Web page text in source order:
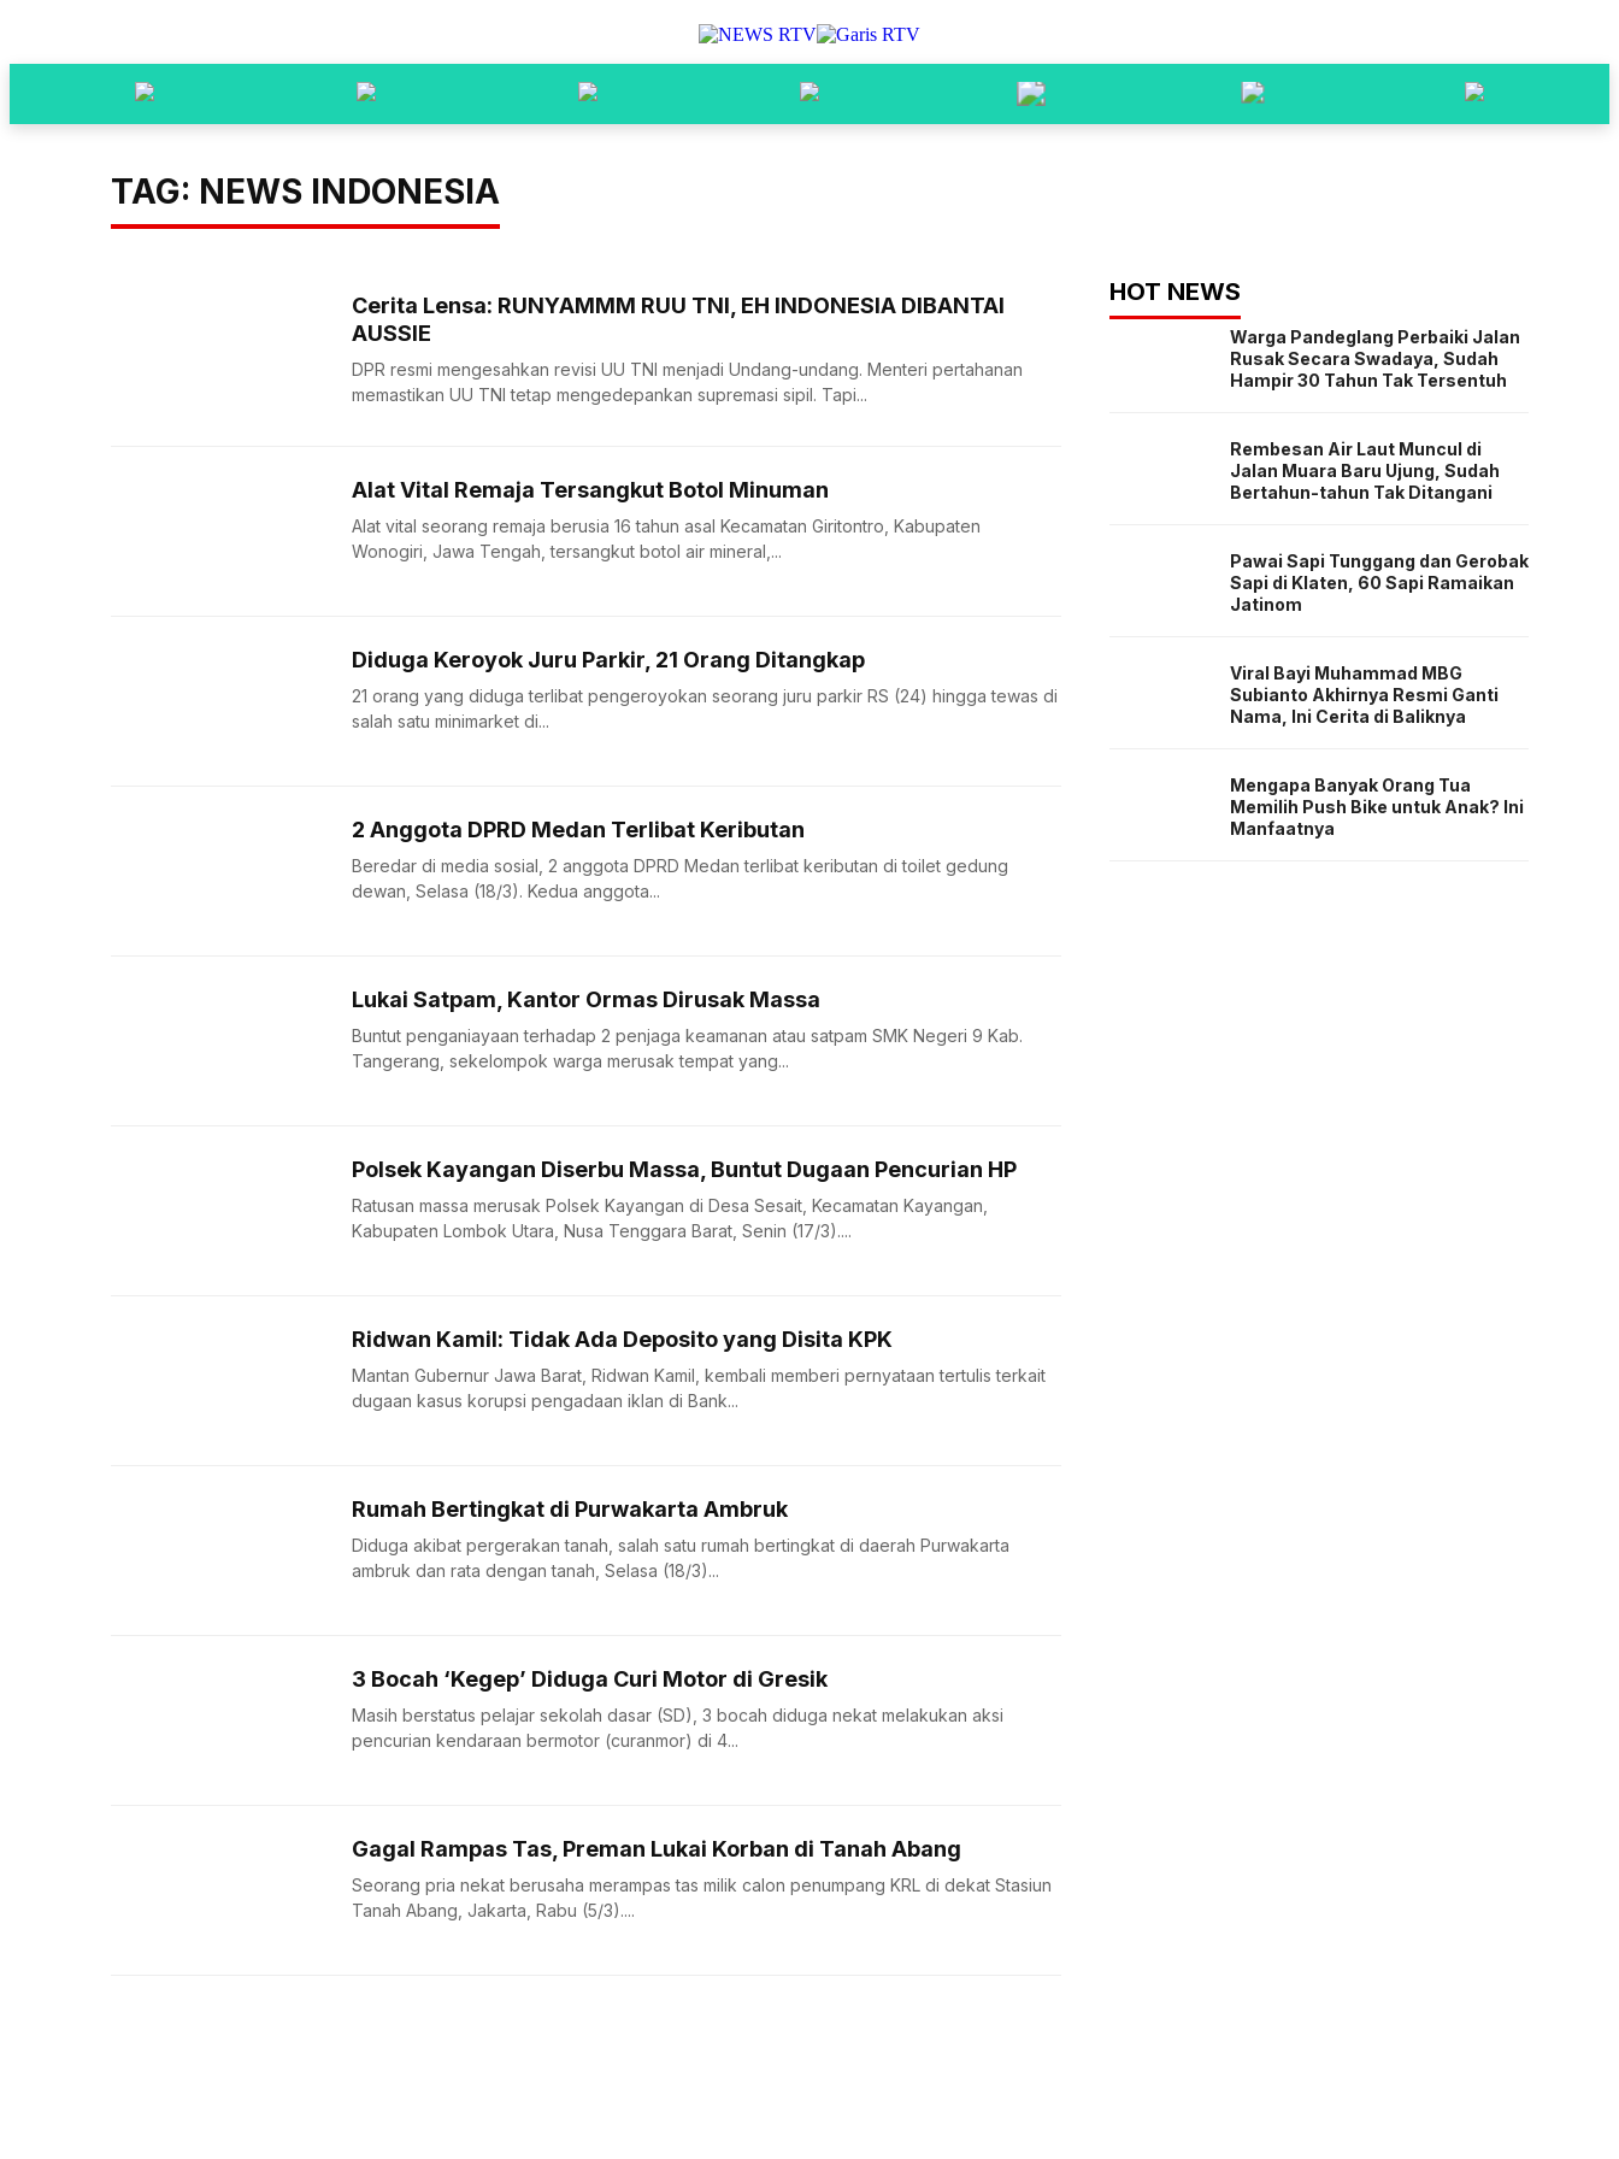
TAG: NEWS INDONESIA
Cerita Lensa: RUNYAMMM RUU TNI, EH INDONESIA DIBANTAI
AUSSIE
DPR resmi mengesahkan revisi UU TNI menjadi Undang-undang. Menteri pertahanan
memastikan UU TNI tetap mengedepankan supremasi sipil. Tapi...
Alat Vital Remaja Tersangkut Botol Minuman
Alat vital seorang remaja berusia 16 tahun asal Kecamatan Giritontro, Kabupaten
Wonogiri, Jawa Tengah, tersangkut botol air mineral,...
Diduga Keroyok Juru Parkir, 21 Orang Ditangkap
21 orang yang diduga terlibat pengeroyokan seorang juru parkir RS (24) hingga tewas di
salah satu minimarket di...
2 Anggota DPRD Medan Terlibat Keributan
Beredar di media sosial, 2 anggota DPRD Medan terlibat keributan di toilet gedung
dewan, Selasa (18/3). Kedua anggota...
Lukai Satpam, Kantor Ormas Dirusak Massa
Buntut penganiayaan terhadap 2 penjaga keamanan atau satpam SMK Negeri 9 Kab.
Tangerang, sekelompok warga merusak tempat yang...
Polsek Kayangan Diserbu Massa, Buntut Dugaan Pencurian HP
Ratusan massa merusak Polsek Kayangan di Desa Sesait, Kecamatan Kayangan,
Kabupaten Lombok Utara, Nusa Tenggara Barat, Senin (17/3)....
Ridwan Kamil: Tidak Ada Deposito yang Disita KPK
Mantan Gubernur Jawa Barat, Ridwan Kamil, kembali memberi pernyataan tertulis terkait
dugaan kasus korupsi pengadaan iklan di Bank...
Rumah Bertingkat di Purwakarta Ambruk
Diduga akibat pergerakan tanah, salah satu rumah bertingkat di daerah Purwakarta
ambruk dan rata dengan tanah, Selasa (18/3)...
3 Bocah ‘Kegep’ Diduga Curi Motor di Gresik
Masih berstatus pelajar sekolah dasar (SD), 3 bocah diduga nekat melakukan aksi
pencurian kendaraan bermotor (curanmor) di 4...
Gagal Rampas Tas, Preman Lukai Korban di Tanah Abang
Seorang pria nekat berusaha merampas tas milik calon penumpang KRL di dekat Stasiun
Tanah Abang, Jakarta, Rabu (5/3)....
HOT NEWS
Warga Pandeglang Perbaiki Jalan
Rusak Secara Swadaya, Sudah
Hampir 30 Tahun Tak Tersentuh
Rembesan Air Laut Muncul di
Jalan Muara Baru Ujung, Sudah
Bertahun-tahun Tak Ditangani
Pawai Sapi Tunggang dan Gerobak
Sapi di Klaten, 60 Sapi Ramaikan
Jatinom
Viral Bayi Muhammad MBG
Subianto Akhirnya Resmi Ganti
Nama, Ini Cerita di Baliknya
Mengapa Banyak Orang Tua
Memilih Push Bike untuk Anak? Ini
Manfaatnya